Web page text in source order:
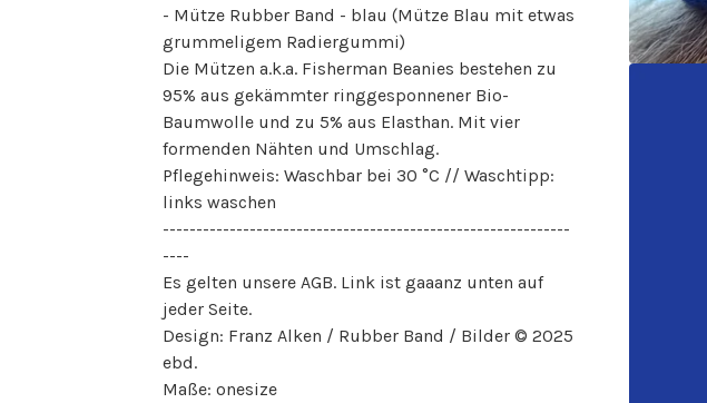
- Mütze Rubber Band - blau (Mütze Blau mit etwas
grummeligem Radiergummi)
Die Mützen a.k.a. Fisherman Beanies bestehen zu
95% aus gekämmter ringgesponnener Bio-
Baumwolle und zu 5% aus Elasthan. Mit vier
formenden Nähten und Umschlag.
Pflegehinweis: Waschbar bei 30 °C // Waschtipp:
links waschen
-------------------------------------------------------------
----
Es gelten unsere AGB. Link ist gaaanz unten auf
jeder Seite.
Design: Franz Alken / Rubber Band / Bilder © 2025
ebd.
Maße: onesize